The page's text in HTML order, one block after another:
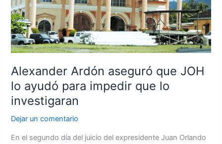
Alexander Ardón aseguró que JOH
lo ayudó para impedir que lo
investigaran
Dejar un comentario
En el segundo día del juicio del expresidente Juan Orlando
ayudó
para
impedir
que
lo
investigaran